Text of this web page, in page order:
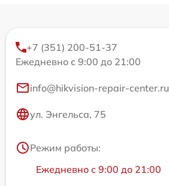
+7 (351) 200-51-37
Ежедневно с 9:00 до 21:00
info@hikvision-repair-center.ru
ул. Энгельса, 75
Режим работы:
Ежедневно с 9:00 до 21:00